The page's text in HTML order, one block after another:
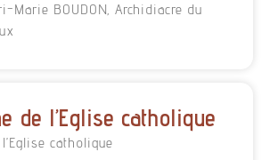
Marie BOUDON, Archidiacre du
de l’Eglise catholique
catholique